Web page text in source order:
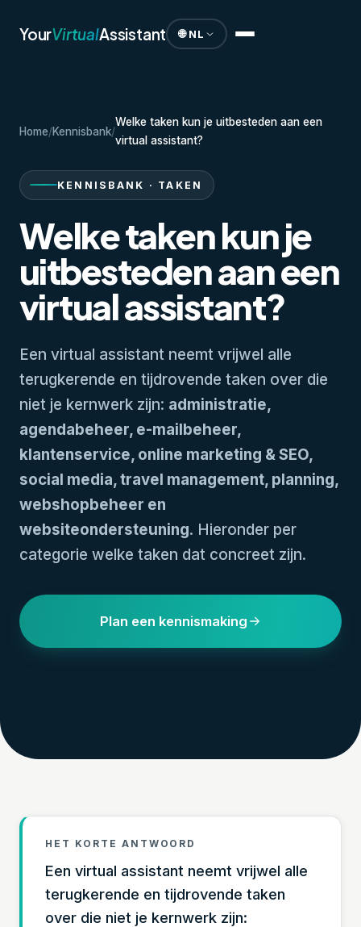
YourVirtualAssistant 🌐 NL
Home/Kennisbank/
Welke taken kun je uitbesteden aan een
virtual assistant?
KENNISBANK · TAKEN
Welke taken kun je
uitbesteden aan een
virtual assistant?
Een virtual assistant neemt vrijwel alle
terugkerende en tijdrovende taken over die
niet je kernwerk zijn: administratie,
agendabeheer, e-mailbeheer,
klantenservice, online marketing & SEO,
social media, travel management, planning,
webshopbeheer en
websiteondersteuning. Hieronder per
categorie welke taken dat concreet zijn.
Plan een kennismaking
HET KORTE ANTWOORD
Een virtual assistant neemt vrijwel alle
terugkerende en tijdrovende taken
over die niet je kernwerk zijn: